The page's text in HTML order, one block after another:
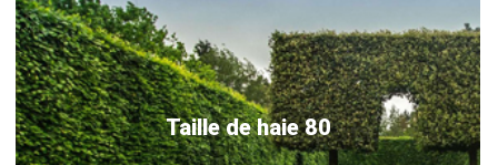
Taille de haie 80